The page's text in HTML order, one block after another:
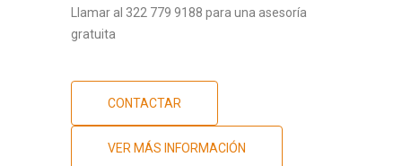
Llamar al 322 779 9188 para una asesoría
gratuita
CONTACTAR
VER MÁS INFORMACIÓN